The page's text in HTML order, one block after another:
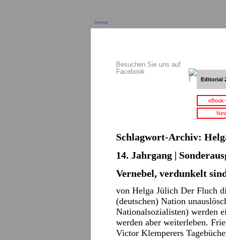
Anzeige
Besuchen Sie uns auf
Facebook
Editorial
Schlagwort-Archiv:
14. Jahrgang |
Vernebel, verdunkelt
von Helga Jülich Der Fluch
(deutschen) Nation
Nationalsozialisten) werden
werden aber weiterleben.
Victor Klemperers